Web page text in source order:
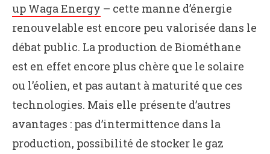
up Waga Energy – cette manne d’énergie
renouvelable est encore peu valorisée dans le
débat public. La production de Biométhane
est en effet encore plus chère que le solaire
ou l’éolien, et pas autant à maturité que ces
technologies. Mais elle présente d’autres
avantages : pas d’intermittence dans la
production, possibilité de stocker le gaz